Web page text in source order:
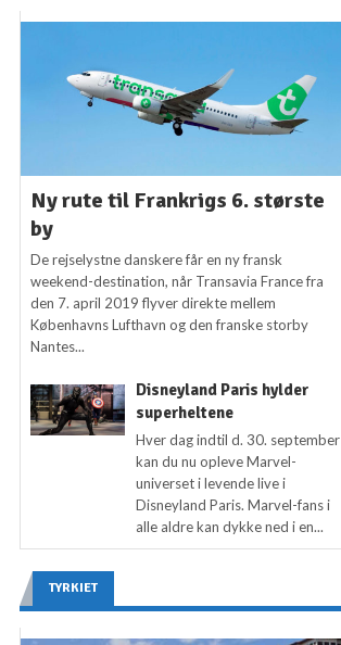
Ny rute til Frankrigs 6. største
by
De rejselystne danskere får en ny fransk
weekend-destination, når Transavia France fra
den 7. april 2019 flyver direkte mellem
Københavns Lufthavn og den franske storby
Nantes...
Disneyland Paris hylder
superheltene
Hver dag indtil d. 30. september
kan du nu opleve Marvel-
universet i levende live i
Disneyland Paris. Marvel-fans i
alle aldre kan dykke ned i en...
TYRKIET